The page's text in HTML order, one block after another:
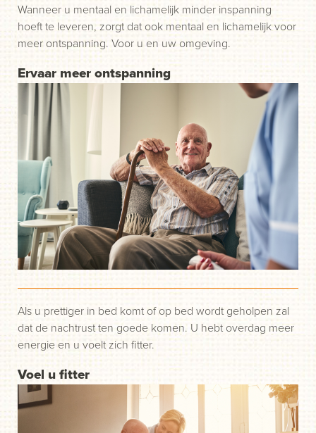
Ervaar meer ontspanning
Wanneer u mentaal en lichamelijk minder inspanning
hoeft te leveren, zorgt dat ook mentaal en lichamelijk voor
meer ontspanning. Voor u en uw omgeving.
Voel u fitter
Als u prettiger in bed komt of op bed wordt geholpen zal
dat de nachtrust ten goede komen. U hebt overdag meer
energie en u voelt zich fitter.